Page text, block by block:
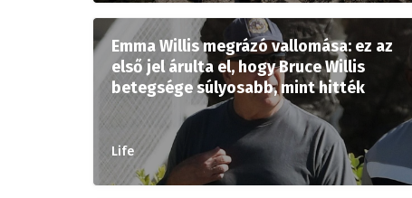
Emma Willis megrázó vallomása: ez az
első jel árulta el, hogy Bruce Willis
betegsége súlyosabb, mint hitték
Life